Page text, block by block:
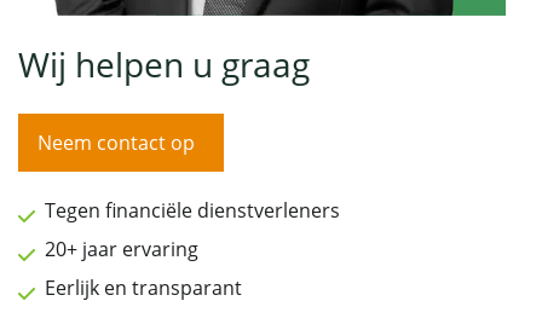
Wij helpen u graag
Neem contact op
Tegen financiële dienstverleners
20+ jaar ervaring
Eerlijk en transparant